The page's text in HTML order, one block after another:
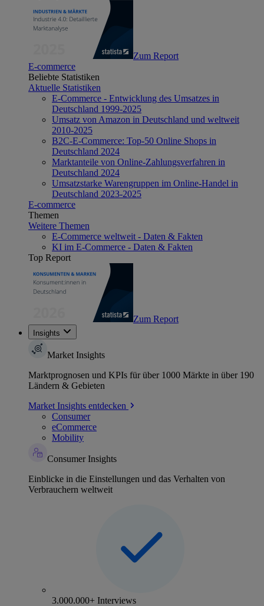
Zum Report
E-commerce
Beliebte Statistiken
Aktuelle Statistiken
E-Commerce - Entwicklung des Umsatzes in
Deutschland 1999-2025
Umsatz von Amazon in Deutschland und weltweit
2010-2025
B2C-E-Commerce: Top-50 Online Shops in
Deutschland 2024
Marktanteile von Online-Zahlungsverfahren in
Deutschland 2024
Umsatzstarke Warengruppen im Online-Handel in
Deutschland 2023-2025
E-commerce
Themen
Weitere Themen
E-Commerce weltweit - Daten & Fakten
KI im E-Commerce - Daten & Fakten
Top Report
Zum Report
Insights
Market Insights
Marktprognosen und KPIs für über 1000 Märkte in über 190
Ländern & Gebieten
Market Insights entdecken
Consumer
eCommerce
Mobility
Consumer Insights
Einblicke in die Einstellungen und das Verhalten von
Verbrauchern weltweit
3.000.000+ Interviews